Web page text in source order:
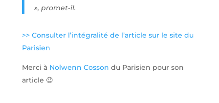
», promet-il.
>> Consulter l’intégralité de l’article sur le site du
Parisien
Merci à Nolwenn Cosson du Parisien pour son
article 😉